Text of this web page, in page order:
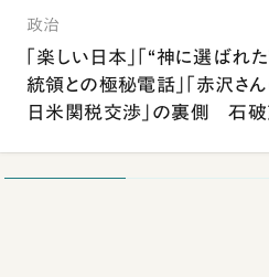
政治
「楽しい日本」「“神に選ばれ
統領との極秘電話」「赤沢さ
日米関税交渉」の裏側 石